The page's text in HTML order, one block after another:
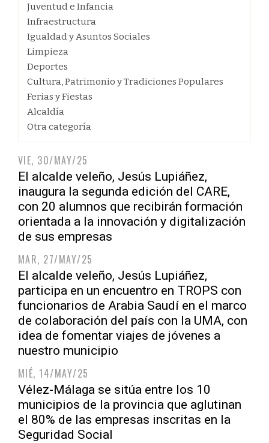
Juventud e Infancia
Infraestructura
Igualdad y Asuntos Sociales
Limpieza
Deportes
Cultura, Patrimonio y Tradiciones Populares
Ferias y Fiestas
Alcaldía
Otra categoría
VIE, 30/MAY/25
El alcalde veleño, Jesús Lupiáñez,
inaugura la segunda edición del CARE,
con 20 alumnos que recibirán formación
orientada a la innovación y digitalización
de sus empresas
MAR, 27/MAY/25
El alcalde veleño, Jesús Lupiáñez,
participa en un encuentro en TROPS con
funcionarios de Arabia Saudí en el marco
de colaboración del país con la UMA, con
idea de fomentar viajes de jóvenes a
nuestro municipio
MIÉ, 14/MAY/25
Vélez-Málaga se sitúa entre los 10
municipios de la provincia que aglutinan
el 80% de las empresas inscritas en la
Seguridad Social